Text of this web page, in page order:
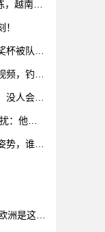
越南媒
被队友
，钓上
人会为
：他问
，谁的
洲是这样